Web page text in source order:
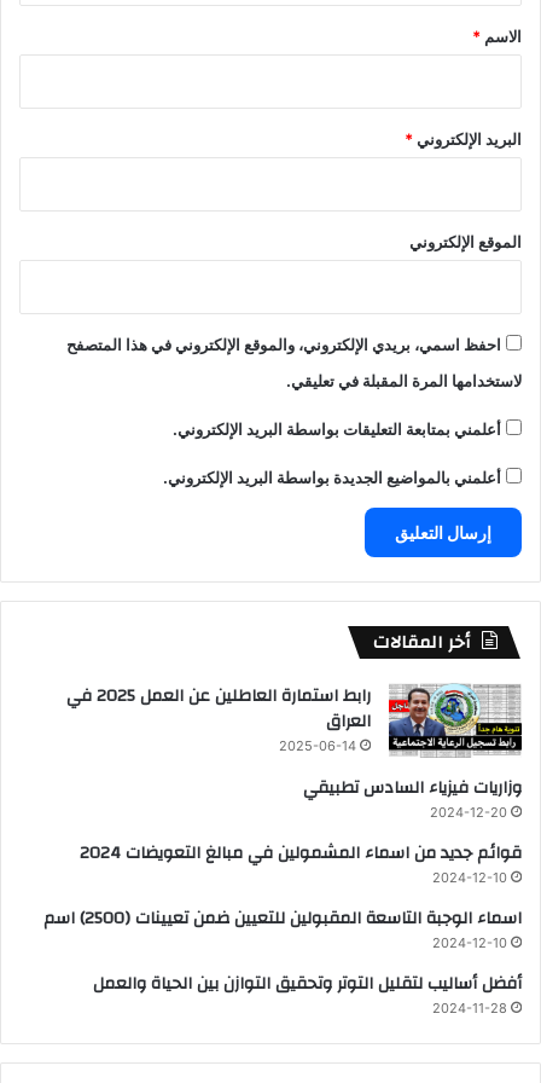
*
الاسم *
البريد الإلكتروني*
الموقع الإلكتروني
احفظ اسمي، بريدي الإلكتروني، والموقع الإلكتروني في هذا المتصفح
لاستخدامها المرة المقبلة في تعليقي.
أعلمني بمتابعة التعليقات بواسطة البريد الإلكتروني.
أعلمني بالمواضيع الجديدة بواسطة البريد الإلكتروني.
أخر المقالات
رابط استمارة العاطلين عن العمل 2025 في
العراق
2025-06-14
وزاريات فيزياء السادس تطبيقي
2024-12-20
قوائم جديد من اسماء المشمولين في مبالغ التعويضات 2024
2024-12-10
اسماء الوجبة التاسعة المقبولين للتعيين ضمن تعيينات (2500) اسم
2024-12-10
أفضل أساليب لتقليل التوتر وتحقيق التوازن بين الحياة والعمل
2024-11-28